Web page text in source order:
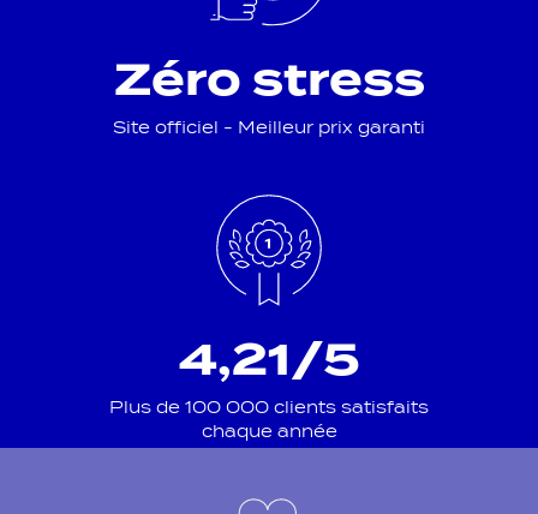
Zéro stress
Site officiel - Meilleur prix garanti
4,21/5
Plus de 100 000 clients satisfaits
chaque année